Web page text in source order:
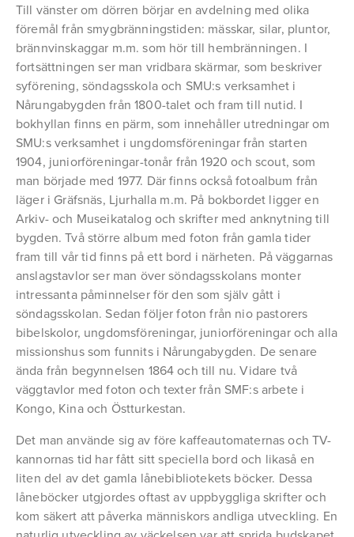
Till vänster om dörren börjar en avdelning med olika
föremål från smygbränningstiden: mässkar, silar, pluntor,
brännvinskaggar m.m. som hör till hembränningen. I
fortsättningen ser man vridbara skärmar, som beskriver
syförening, söndagsskola och SMU:s verksamhet i
Nårungabygden från 1800-talet och fram till nutid. I
bokhyllan finns en pärm, som innehåller utredningar om
SMU:s verksamhet i ungdomsföreningar från starten
1904, juniorföreningar-tonår från 1920 och scout, som
man började med 1977. Där finns också fotoalbum från
läger i Gräfsnäs, Ljurhalla m.m. På bokbordet ligger en
Arkiv- och Museikatalog och skrifter med anknytning till
bygden. Två större album med foton från gamla tider
fram till vår tid finns på ett bord i närheten. På väggarnas
anslagstavlor ser man över söndagsskolans monter
intressanta påminnelser för den som själv gått i
söndagsskolan. Sedan följer foton från nio pastorers
bibelskolor, ungdomsföreningar, juniorföreningar och alla
missionshus som funnits i Nårungabygden. De senare
ända från begynnelsen 1864 och till nu. Vidare två
väggtavlor med foton och texter från SMF:s arbete i
Kongo, Kina och Östturkestan.
Det man använde sig av före kaffeautomaternas och TV-
kannornas tid har fått sitt speciella bord och likaså en
liten del av det gamla lånebibliotekets böcker. Dessa
låneböcker utgjordes oftast av uppbyggliga skrifter och
kom säkert att påverka människors andliga utveckling. En